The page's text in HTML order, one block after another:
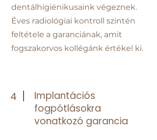
dentálhigiénikusaink végeznek.
Éves radiológiai kontroll szintén
feltétele a garanciának, amit
fogszakorvos kollégánk értékel ki.
4
Implantációs
fogpótlásokra
vonatkozó garancia